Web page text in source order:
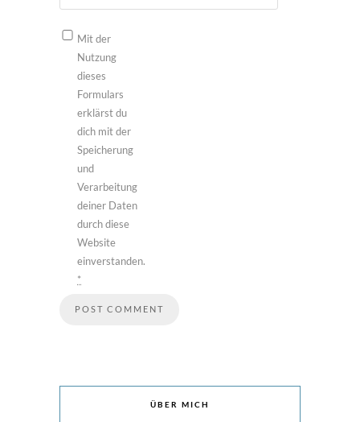
Mit der
Nutzung
dieses
Formulars
erklärst du
dich mit der
Speicherung
und
Verarbeitung
deiner Daten
durch diese
Website
einverstanden.
*
ÜBER MICH